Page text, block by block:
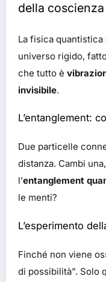
della coscienza
La fisica
universo rigido,
che tutto è
invisibile.
L’entanglement:
Due particelle
distanza. Cambi
l’entanglement
le menti?
L’esperimento
Finché non viene
di possibilità”. Solo